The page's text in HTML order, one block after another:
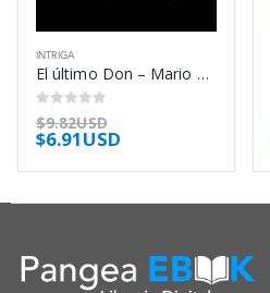
INTRIGA
El último Don – Mario Puzo
0out of 5
$9.82USD
$6.91USD